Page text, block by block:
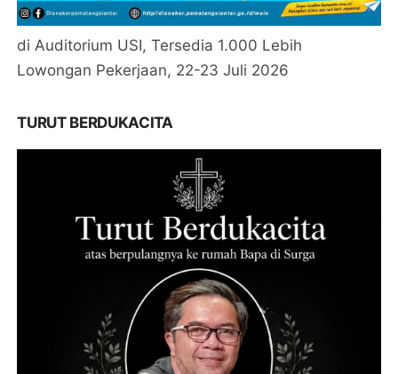
di Auditorium USI, Tersedia 1.000 Lebih
Lowongan Pekerjaan, 22-23 Juli 2026
TURUT BERDUKACITA